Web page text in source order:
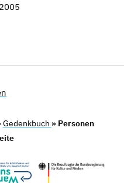
Gedenkbuch » Personen